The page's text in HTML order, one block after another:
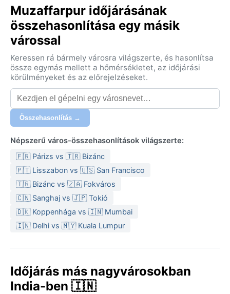
Muzaffarpur időjárásának
összehasonlítása egy másik
várossal
Keressen rá bármely városra világszerte, és hasonlítsa
össze egymás mellett a hőmérsékletet, az időjárási
körülményeket és az előrejelzéseket.
Összehasonlítás →
Népszerű város-összehasonlítások világszerte:
🇫🇷 Párizs vs 🇹🇷 Bizánc
🇵🇹 Lisszabon vs 🇺🇸 San Francisco
🇹🇷 Bizánc vs 🇿🇦 Fokváros
🇨🇳 Sanghaj vs 🇯🇵 Tokió
🇩🇰 Koppenhága vs 🇮🇳 Mumbai
🇮🇳 Delhi vs 🇲🇾 Kuala Lumpur
Időjárás más nagyvárosokban
India-ben 🇮🇳